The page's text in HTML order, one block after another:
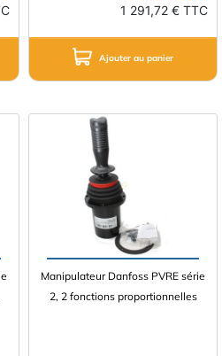
1 291,72 € TTC
Ajouter au panier
Manipulateur Danfoss PVRE série
2, 2 fonctions proportionnelles